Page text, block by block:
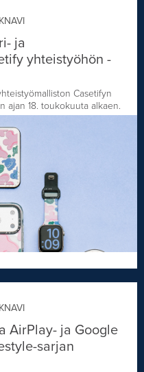
ja
yhteistyöhön -
Casetifyn
ajan 18. toukokuuta alkaen.
AirPlay- ja Google
sarjan